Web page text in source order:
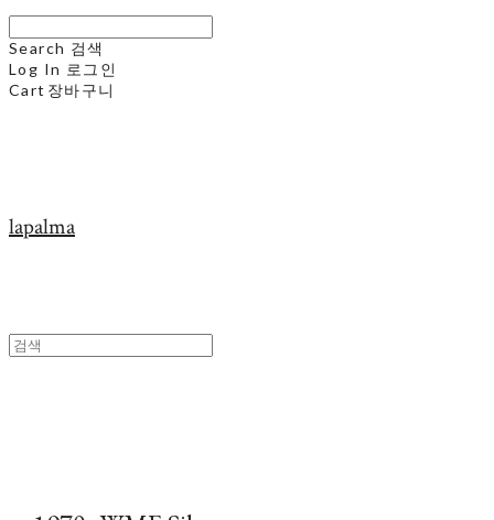
Search 검색
Log In 로그인
Cart 장바구니
lapalma